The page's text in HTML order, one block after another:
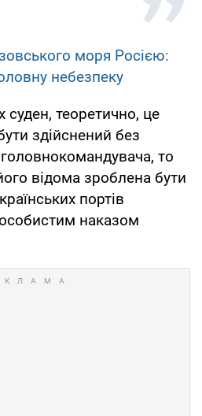
моря Росією:
небезпеку
теоретично, це
здійснений без
то
відома зроблена бути
портів
наказом